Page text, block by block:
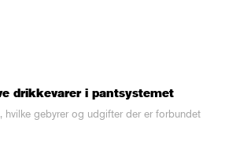
drikkevarer i pantsystemet
hvilke gebyrer og udgifter der er forbundet